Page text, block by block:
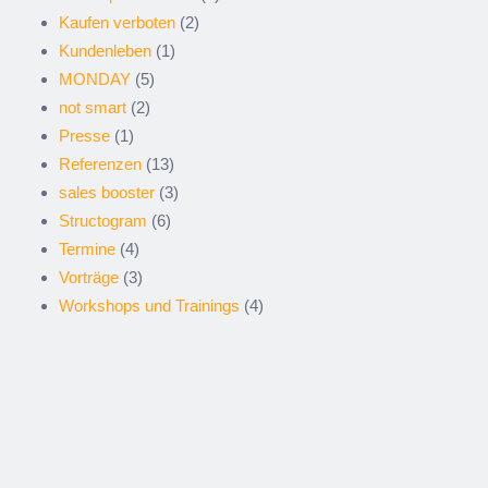
Kaufen verboten (2)
Kundenleben (1)
MONDAY (5)
not smart (2)
Presse (1)
Referenzen (13)
sales booster (3)
Structogram (6)
Termine (4)
Vorträge (3)
Workshops und Trainings (4)